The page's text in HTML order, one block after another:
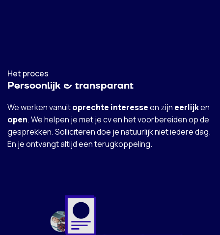
Het proces
Persoonlijk & transparant
We werken vanuitoprechte interesseen zijn eerlijken
open. We helpen je met je cv en het voorbereiden op de
gesprekken. Solliciteren doe je natuurlijk niet iedere dag.
En je ontvangt altijd een terugkoppeling.